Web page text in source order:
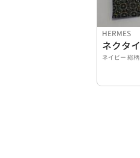
HERMES
ネクタイ
ネイビー 総柄